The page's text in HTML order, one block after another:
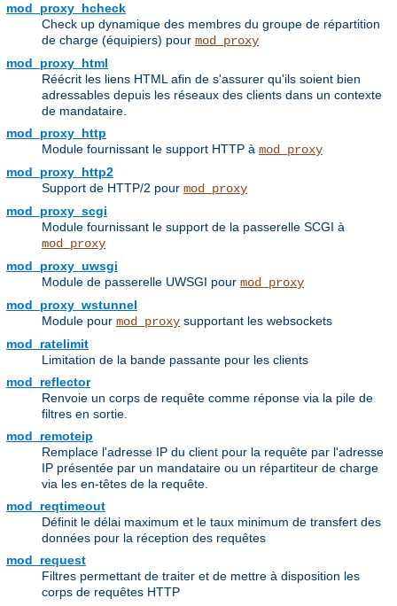
mod_proxy_hcheck
Check up dynamique des membres du groupe de répartition
de charge (équipiers) pour mod_proxy
mod_proxy_html
Réécrit les liens HTML afin de s'assurer qu'ils soient bien
adressables depuis les réseaux des clients dans un contexte
de mandataire.
mod_proxy_http
Module fournissant le support HTTP à mod_proxy
mod_proxy_http2
Support de HTTP/2 pour mod_proxy
mod_proxy_scgi
Module fournissant le support de la passerelle SCGI à
mod_proxy
mod_proxy_uwsgi
Module de passerelle UWSGI pour mod_proxy
mod_proxy_wstunnel
Module pour mod_proxy supportant les websockets
mod_ratelimit
Limitation de la bande passante pour les clients
mod_reflector
Renvoie un corps de requête comme réponse via la pile de
filtres en sortie.
mod_remoteip
Remplace l'adresse IP du client pour la requête par l'adresse
IP présentée par un mandataire ou un répartiteur de charge
via les en-têtes de la requête.
mod_reqtimeout
Définit le délai maximum et le taux minimum de transfert des
données pour la réception des requêtes
mod_request
Filtres permettant de traiter et de mettre à disposition les
corps de requêtes HTTP